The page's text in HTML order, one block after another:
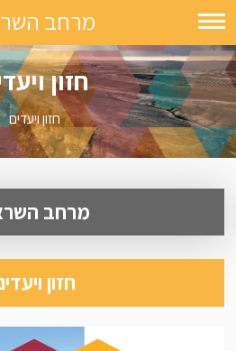
מרחב
חזון
חזון ויעדים
מרחב
חזון